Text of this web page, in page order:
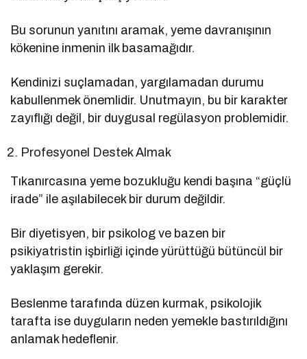
Bu sorunun yanıtını aramak, yeme davranışının
kökenine inmenin ilk basamağıdır.
Kendinizi suçlamadan, yargılamadan durumu
kabullenmek önemlidir. Unutmayın, bu bir karakter
zayıflığı değil, bir duygusal regülasyon problemidir.
Profesyonel Destek Almak
Tıkanırcasına yeme bozukluğu kendi başına “güçlü
irade” ile aşılabilecek bir durum değildir.
Bir diyetisyen, bir psikolog ve bazen bir
psikiyatristin işbirliği içinde yürüttüğü bütüncül bir
yaklaşım gerekir.
Beslenme tarafında düzen kurmak, psikolojik
tarafta ise duyguların neden yemekle bastırıldığını
anlamak hedeflenir.